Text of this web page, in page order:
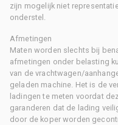
zijn mogelijk niet
onderstel.
Afmetingen
Maten worden slechts bij
afmetingen onder belasting
van de vrachtwagen/
geladen machine. Het is de
ladingen te meten voordat
garanderen dat de lading
door de koper worden